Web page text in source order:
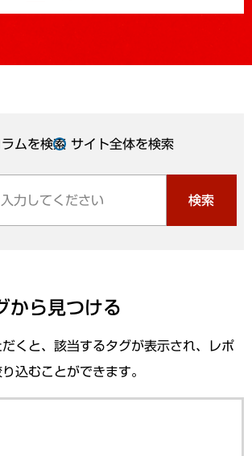
ムを検索 サイト全体を検索
検索
から見つける
くと、該当するタグが表示され、レポ
込むことができます。